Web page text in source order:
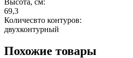
69,3
Количесвто контуров:
двухконтурный
Похожие товары